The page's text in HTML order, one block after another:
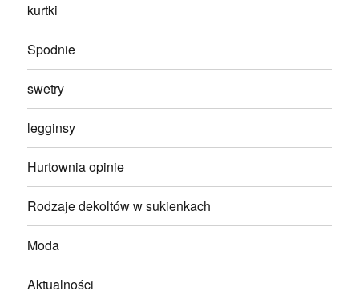
kurtki
Spodnie
swetry
legginsy
Hurtownia opinie
Rodzaje dekoltów w sukienkach
Moda
Aktualności